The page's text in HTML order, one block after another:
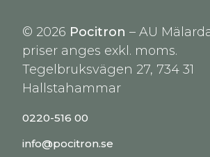
© 2026 Pocitron – AU
priser anges exkl. moms.
Tegelbruksvägen 27, 734 31
Hallstahammar
0220-516 00
info@pocitron.se